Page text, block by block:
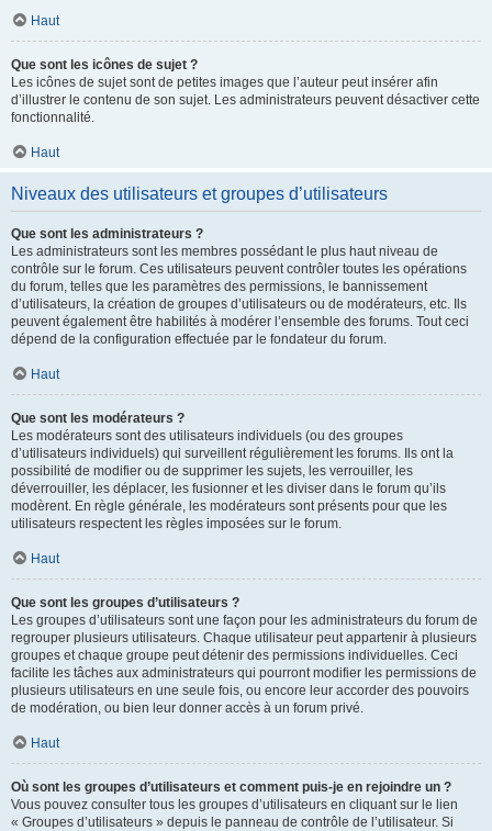
Haut
Que sont les icônes de sujet ?
Les icônes de sujet sont de petites images que l’auteur peut insérer afin
d’illustrer le contenu de son sujet. Les administrateurs peuvent désactiver cette
fonctionnalité.
Haut
Niveaux des utilisateurs et groupes d’utilisateurs
Que sont les administrateurs ?
Les administrateurs sont les membres possédant le plus haut niveau de
contrôle sur le forum. Ces utilisateurs peuvent contrôler toutes les opérations
du forum, telles que les paramètres des permissions, le bannissement
d’utilisateurs, la création de groupes d’utilisateurs ou de modérateurs, etc. Ils
peuvent également être habilités à modérer l’ensemble des forums. Tout ceci
dépend de la configuration effectuée par le fondateur du forum.
Haut
Que sont les modérateurs ?
Les modérateurs sont des utilisateurs individuels (ou des groupes
d’utilisateurs individuels) qui surveillent régulièrement les forums. Ils ont la
possibilité de modifier ou de supprimer les sujets, les verrouiller, les
déverrouiller, les déplacer, les fusionner et les diviser dans le forum qu’ils
modèrent. En règle générale, les modérateurs sont présents pour que les
utilisateurs respectent les règles imposées sur le forum.
Haut
Que sont les groupes d’utilisateurs ?
Les groupes d’utilisateurs sont une façon pour les administrateurs du forum de
regrouper plusieurs utilisateurs. Chaque utilisateur peut appartenir à plusieurs
groupes et chaque groupe peut détenir des permissions individuelles. Ceci
facilite les tâches aux administrateurs qui pourront modifier les permissions de
plusieurs utilisateurs en une seule fois, ou encore leur accorder des pouvoirs
de modération, ou bien leur donner accès à un forum privé.
Haut
Où sont les groupes d’utilisateurs et comment puis-je en rejoindre un ?
Vous pouvez consulter tous les groupes d’utilisateurs en cliquant sur le lien
« Groupes d’utilisateurs » depuis le panneau de contrôle de l’utilisateur. Si